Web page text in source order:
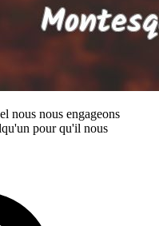
nous nous engageons
pour qu'il nous